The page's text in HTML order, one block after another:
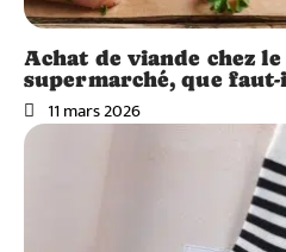
Achat de viande chez
supermarché, que
11 mars 2026